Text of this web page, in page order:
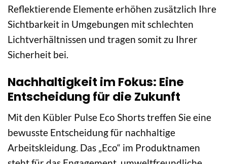
Reflektierende Elemente erhöhen zusätzlich Ihre
Sichtbarkeit in Umgebungen mit schlechten
Lichtverhältnissen und tragen somit zu Ihrer
Sicherheit bei.
Nachhaltigkeit im Fokus: Eine
Entscheidung für die Zukunft
Mit den Kübler Pulse Eco Shorts treffen Sie eine
bewusste Entscheidung für nachhaltige
Arbeitskleidung. Das „Eco“ im Produktnamen